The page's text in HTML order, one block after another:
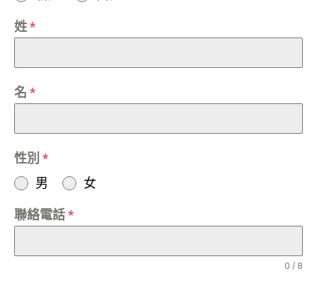
姓*
名 *
性別 *
男
女
聯絡電話*
0 / 8